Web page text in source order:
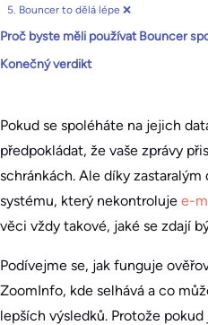
5. Bouncer to dělá lépe ❌
Proč byste měli používat Bouncer
Konečný verdikt
Pokud se spoléháte na jejich
předpokládat, že vaše zprávy
schránkách. Ale díky
systému, který nekontroluje e-
věci vždy takové, jaké se zdají
Podívejme se, jak funguje
ZoomInfo, kde selhává a co
lepších výsledků. Protože